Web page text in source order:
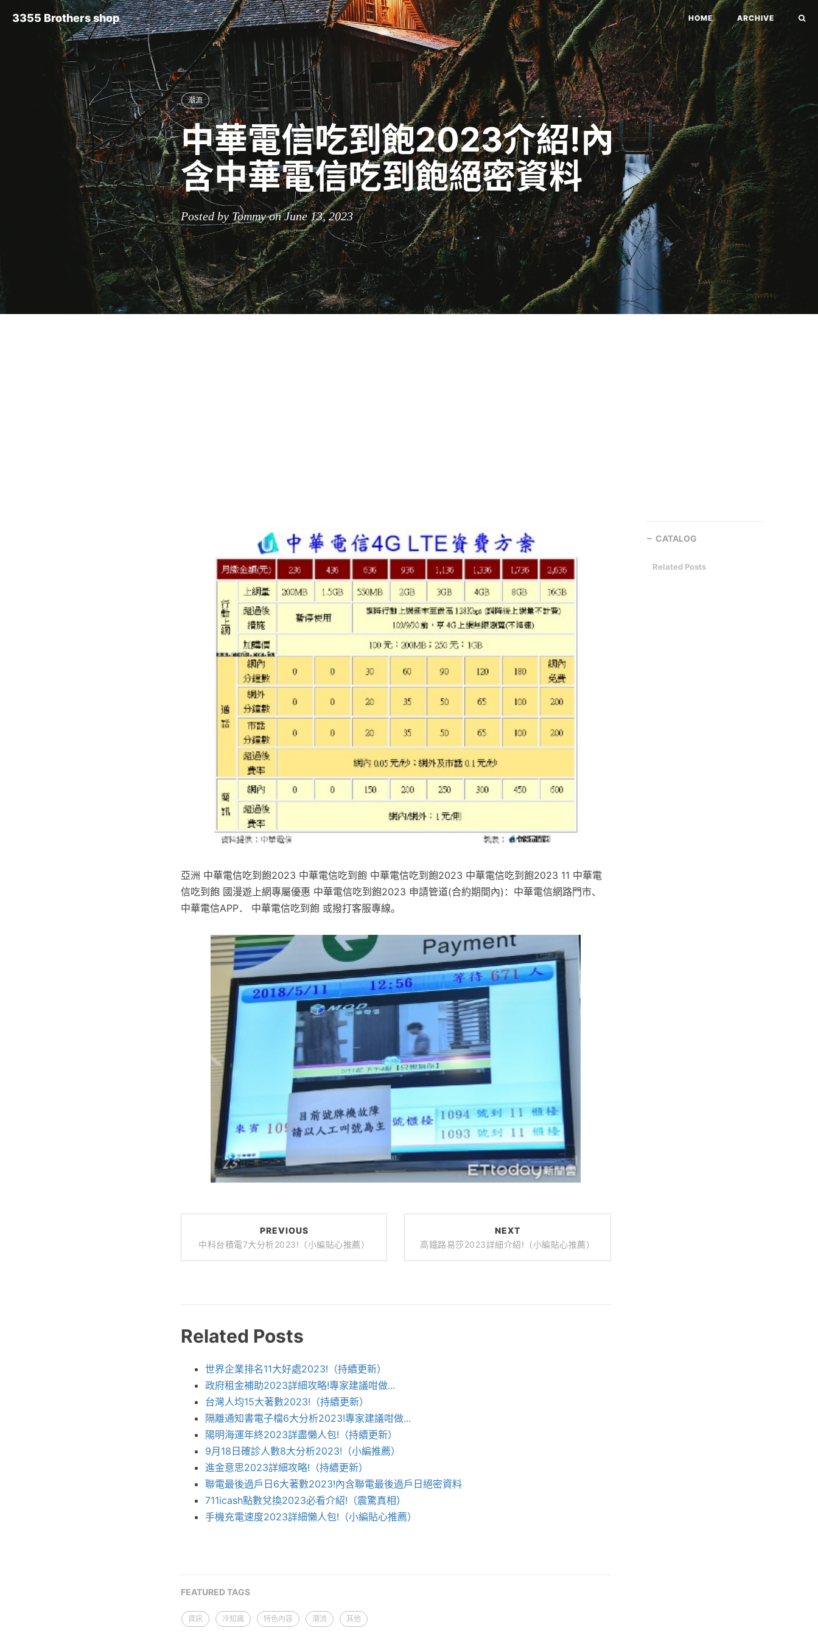
3355 Brothers shop HOME ARCHIVE
潮流
中華電信吃到飽2023介紹!內
含中華電信吃到飽絕密資料
Posted by Tommy on June 13, 2023
亞洲 中華電信吃到飽2023 中華電信吃到飽 中華電信吃到飽2023 中華電信吃到飽2023 11 中華電
信吃到飽 國漫遊上網專屬優惠 中華電信吃到飽2023 申請管道(合約期間內)：中華電信網路門市、
中華電信APP． 中華電信吃到飽 或撥打客服專線。
PREVIOUS
中科台積電7大分析2023!（小編貼心推薦）
NEXT
高鐵路易莎2023詳細介紹!（小編貼心推薦）
Related Posts
世界企業排名11大好處2023!（持續更新）
政府租金補助2023詳細攻略!專家建議咁做...
台灣人均15大著數2023!（持續更新）
隔離通知書電子檔6大分析2023!專家建議咁做...
陽明海運年終2023詳盡懶人包!（持續更新）
9月18日確診人數8大分析2023!（小編推薦）
進金意思2023詳細攻略!（持續更新）
聯電最後過戶日6大著數2023!內含聯電最後過戶日絕密資料
711icash點數兌換2023必看介紹!（震驚真相）
手機充電速度2023詳細懶人包!（小編貼心推薦）
CATALOG
Related Posts
FEATURED TAGS
資訊 冷知識 特色內容 潮流 其他